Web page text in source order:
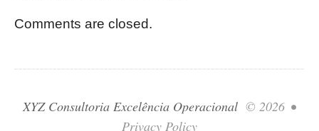
Comments are closed.
XYZ Consultoria Excelência Operacional © 2026 •
Privacy Policy